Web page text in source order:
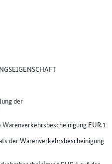
der
EUR.1
der Warenverkehrsbescheinigung